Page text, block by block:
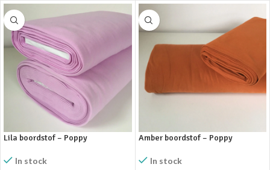
Lila boordstof – Poppy
In stock
Amber boordstof – Poppy
In stock